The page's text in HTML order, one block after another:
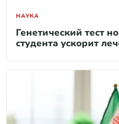
НАУКА
Генетический тест
студента ускорит